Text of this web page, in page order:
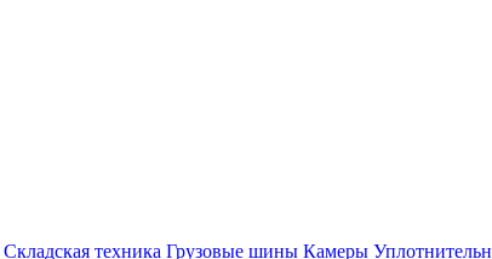
Складская техника Грузовые шины Камеры